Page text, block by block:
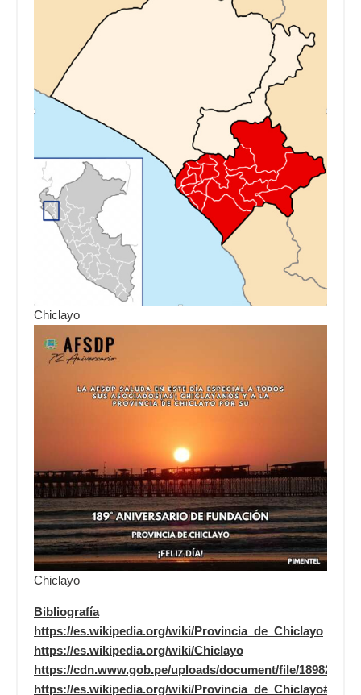
Chiclayo
Chiclayo
Bibliografía
https://es.wikipedia.org/wiki/Provincia_de_Chiclayo
https://es.wikipedia.org/wiki/Chiclayo
https://cdn.www.gob.pe/uploads/document/file/1898216/
https://es.wikipedia.org/wiki/Provincia_de_Chiclayo#/